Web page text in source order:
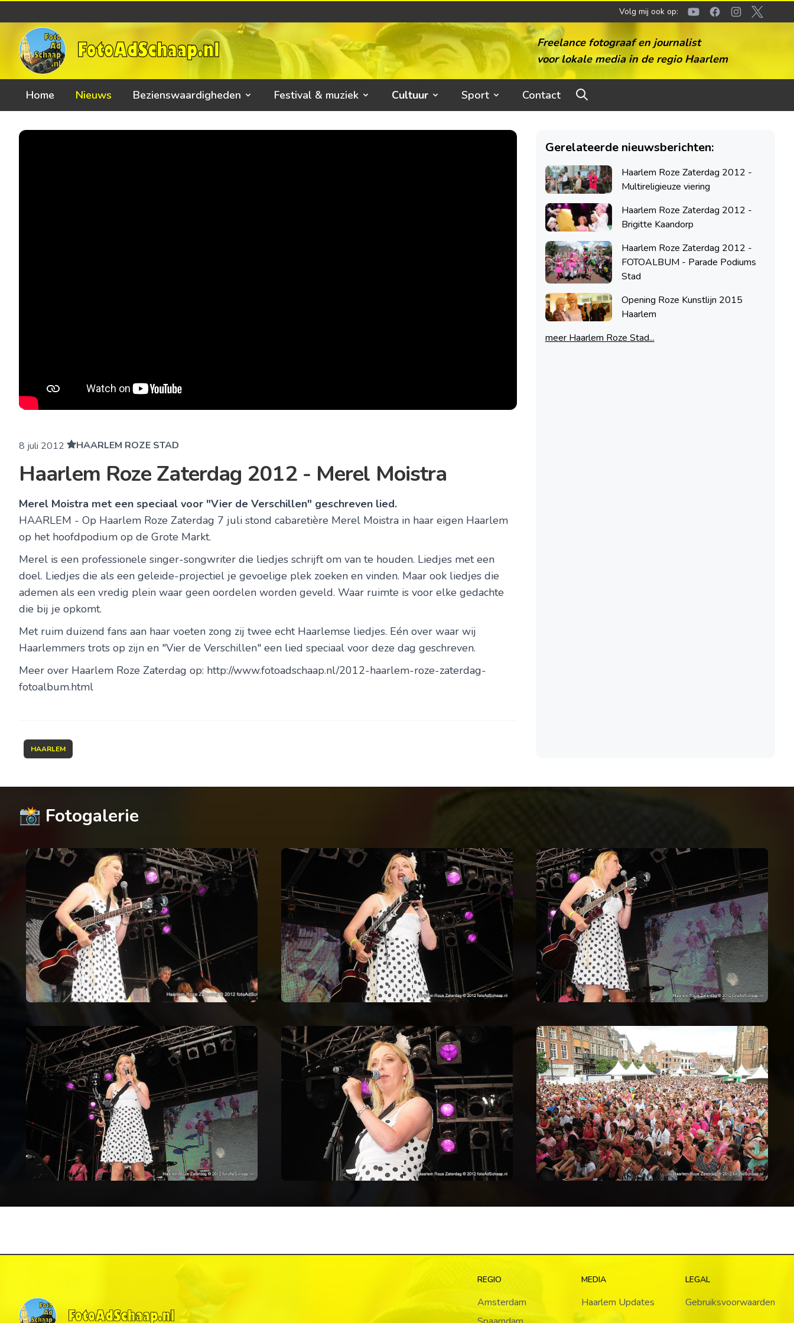
Volg mij ook op:
YoutubeFacebookInstagram
Twitter
Freelance fotograaf en journalist
voor lokale media in de regio Haarlem
Home Nieuws Bezienswaardigheden Festival & muziek Cultuur Sport Contact
8 juli 2012 HAARLEM ROZE STAD
Haarlem Roze Zaterdag 2012 - Merel Moistra
Merel Moistra met een speciaal voor "Vier de Verschillen" geschreven lied.
HAARLEM - Op Haarlem Roze Zaterdag 7 juli stond cabaretière Merel Moistra in haar eigen Haarlem
op het hoofdpodium op de Grote Markt.
Merel is een professionele singer-songwriter die liedjes schrijft om van te houden. Liedjes met een
doel. Liedjes die als een geleide-projectiel je gevoelige plek zoeken en vinden. Maar ook liedjes die
ademen als een vredig plein waar geen oordelen worden geveld. Waar ruimte is voor elke gedachte
die bij je opkomt.
Met ruim duizend fans aan haar voeten zong zij twee echt Haarlemse liedjes. Eén over waar wij
Haarlemmers trots op zijn en "Vier de Verschillen" een lied speciaal voor deze dag geschreven.
Meer over Haarlem Roze Zaterdag op: http://www.fotoadschaap.nl/2012-haarlem-roze-zaterdag-
fotoalbum.html
HAARLEM
Gerelateerde nieuwsberichten:
Haarlem Roze Zaterdag 2012 -
Multireligieuze viering
Haarlem Roze Zaterdag 2012 -
Brigitte Kaandorp
Haarlem Roze Zaterdag 2012 -
FOTOALBUM - Parade Podiums
Stad
Opening Roze Kunstlijn 2015
Haarlem
meer Haarlem Roze Stad...
📸 Fotogalerie
REGIO
Amsterdam
MEDIA
Haarlem Updates
LEGAL
Gebruiksvoorwaarden